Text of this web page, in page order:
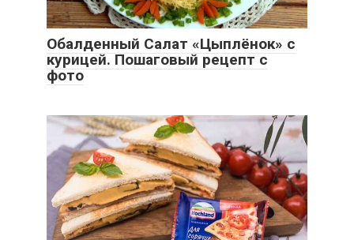
Обалденный Салат «Цыплёнок» с
курицей. Пошаговый рецепт с
фото